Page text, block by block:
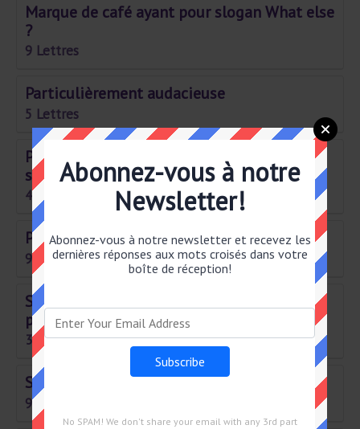
Marque de café ayant pour slogan What else
?
9 Lettres
Particulièrement audacieuse
5 Lettres
Paysan non libre attaché à la terre dun
seigneur
4 Lettres
Personne aimant les balades
9 Lettres
Sigle désignant une forme daide à la
procréation
3 Lettres
Solidifier consolider
9 Lettres
Abonnez-vous à notre
Newsletter!
Abonnez-vous à notre newsletter et recevez les
dernières réponses aux mots croisés dans votre
boîte de réception!
No SPAM! We don't share your email with any 3rd part